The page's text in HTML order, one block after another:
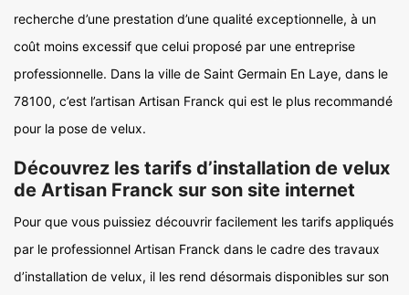
recherche d’une prestation d’une qualité exceptionnelle, à un
coût moins excessif que celui proposé par une entreprise
professionnelle. Dans la ville de Saint Germain En Laye, dans le
78100, c’est l’artisan Artisan Franck qui est le plus recommandé
pour la pose de velux.
Découvrez les tarifs d’installation de velux
de Artisan Franck sur son site internet
Pour que vous puissiez découvrir facilement les tarifs appliqués
par le professionnel Artisan Franck dans le cadre des travaux
d’installation de velux, il les rend désormais disponibles sur son